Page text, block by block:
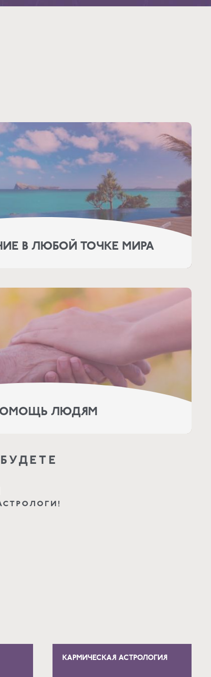
В ЛЮБОЙ ТОЧКЕ МИРА
ЛЮДЯМ
КАРМИЧЕСКАЯ АСТРОЛОГИЯ